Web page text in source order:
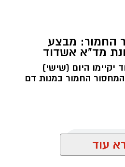
ב־6 באוקטובר 2026 ייפתח קורס NLP מאסטר,
הבוקר ויאפשר למשתתפים
עם התחום.
החמור: מבצע
מד"א אשדוד
היום (שישי)
החמור במנות דם
עוד